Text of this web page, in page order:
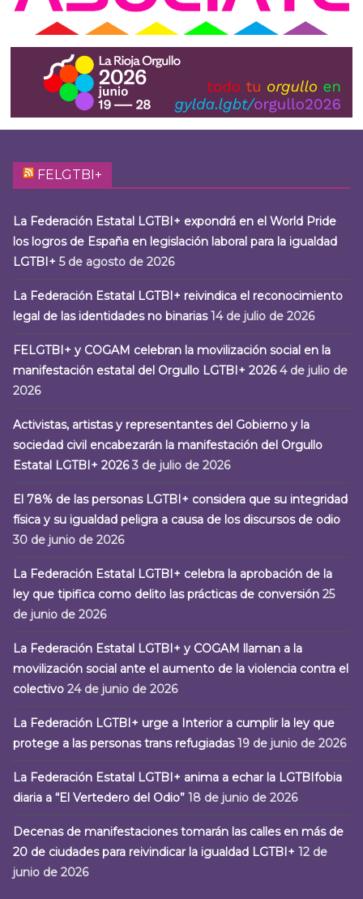
FELGTBI+
La Federación Estatal LGTBI+ expondrá en el World Pride
los logros de España en legislación laboral para la igualdad
LGTBI+ 5 de agosto de 2026
La Federación Estatal LGTBI+ reivindica el reconocimiento
legal de las identidades no binarias 14 de julio de 2026
FELGTBI+ y COGAM celebran la movilización social en la
manifestación estatal del Orgullo LGTBI+ 2026 4 de julio de
2026
Activistas, artistas y representantes del Gobierno y la
sociedad civil encabezarán la manifestación del Orgullo
Estatal LGTBI+ 2026 3 de julio de 2026
El 78% de las personas LGTBI+ considera que su integridad
física y su igualdad peligra a causa de los discursos de odio
30 de junio de 2026
La Federación Estatal LGTBI+ celebra la aprobación de la
ley que tipifica como delito las prácticas de conversión 25
de junio de 2026
La Federación Estatal LGTBI+ y COGAM llaman a la
movilización social ante el aumento de la violencia contra el
colectivo 24 de junio de 2026
La Federación LGTBI+ urge a Interior a cumplir la ley que
protege a las personas trans refugiadas 19 de junio de 2026
La Federación Estatal LGTBI+ anima a echar la LGTBIfobia
diaria a “El Vertedero del Odio” 18 de junio de 2026
Decenas de manifestaciones tomarán las calles en más de
20 de ciudades para reivindicar la igualdad LGTBI+ 12 de
junio de 2026